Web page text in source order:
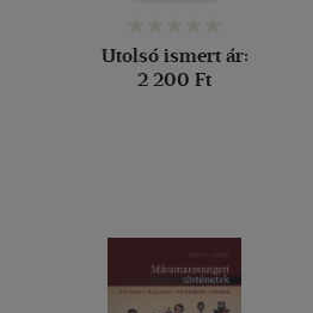
Utolsó ismert ár:
2 200 Ft